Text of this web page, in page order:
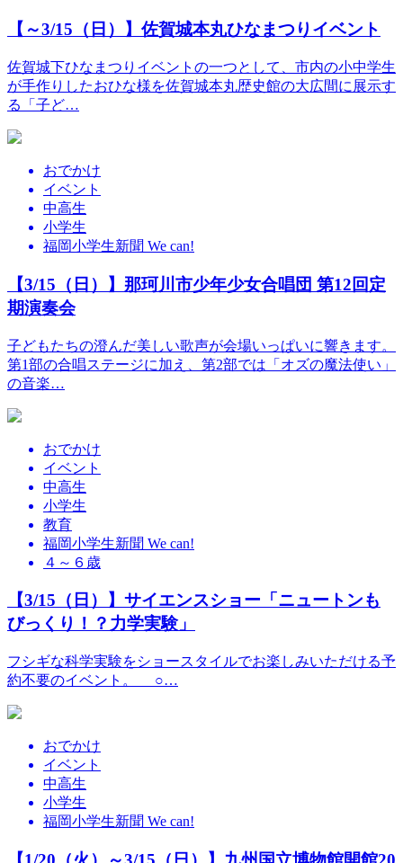
【～3/15（日）】佐賀城本丸ひなまつりイベント
佐賀城下ひなまつりイベントの一つとして、市内の小中学生
が手作りしたおひな様を佐賀城本丸歴史館の大広間に展示す
る「子ど…
おでかけ
イベント
中高生
小学生
福岡小学生新聞 We can!
【3/15（日）】那珂川市少年少女合唱団 第12回定
期演奏会
子どもたちの澄んだ美しい歌声が会場いっぱいに響きます。
第1部の合唱ステージに加え、第2部では「オズの魔法使い」
の音楽…
おでかけ
イベント
中高生
小学生
教育
福岡小学生新聞 We can!
４～６歳
【3/15（日）】サイエンスショー「ニュートンも
びっくり！？力学実験」
フシギな科学実験をショースタイルでお楽しみいただける予
約不要のイベント。 ○…
おでかけ
イベント
中高生
小学生
福岡小学生新聞 We can!